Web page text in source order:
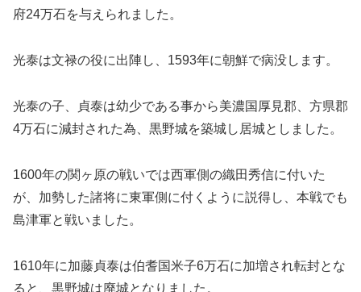
府24万石を与えられました。
光泰は文禄の役に出陣し、1593年に朝鮮で病没します。
光泰の子、貞泰は幼少である事から美濃国厚見郡、方県郡
4万石に減封された為、黒野城を築城し居城としました。
1600年の関ヶ原の戦いでは西軍側の織田秀信に付いた
が、加勢した諸将に東軍側に付くように説得し、本戦でも
島津軍と戦いました。
1610年に加藤貞泰は伯耆国米子6万石に加増され転封とな
ると、黒野城は廃城となりました。